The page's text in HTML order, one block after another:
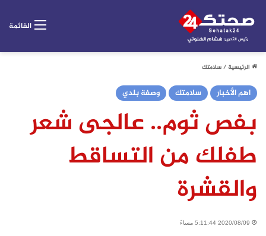
القائمة
الرئيسية/سلامتك
اهم الأخبار سلامتك وصفة بلدي
بفص ثوم.. عالجى شعر
طفلك من التساقط
والقشرة
2020/08/09 5:11:44 مساءً